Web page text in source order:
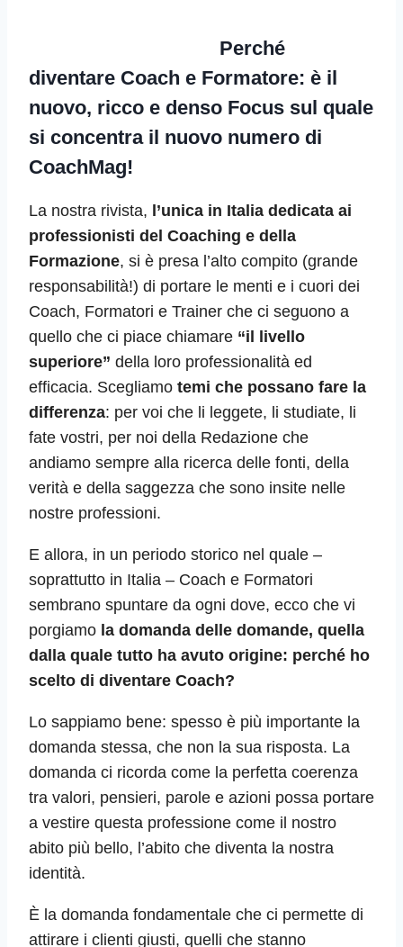
Perché
diventare Coach e Formatore: è il
nuovo, ricco e denso Focus sul quale
si concentra il nuovo numero di
CoachMag!
La nostra rivista, l’unica in Italia dedicata ai
professionisti del Coaching e della
Formazione, si è presa l’alto compito (grande
responsabilità!) di portare le menti e i cuori dei
Coach, Formatori e Trainer che ci seguono a
quello che ci piace chiamare “il livello
superiore” della loro professionalità ed
efficacia. Scegliamo temi che possano fare la
differenza: per voi che li leggete, li studiate, li
fate vostri, per noi della Redazione che
andiamo sempre alla ricerca delle fonti, della
verità e della saggezza che sono insite nelle
nostre professioni.
E allora, in un periodo storico nel quale –
soprattutto in Italia – Coach e Formatori
sembrano spuntare da ogni dove, ecco che vi
porgiamo la domanda delle domande, quella
dalla quale tutto ha avuto origine: perché ho
scelto di diventare Coach?
Lo sappiamo bene: spesso è più importante la
domanda stessa, che non la sua risposta. La
domanda ci ricorda come la perfetta coerenza
tra valori, pensieri, parole e azioni possa portare
a vestire questa professione come il nostro
abito più bello, l’abito che diventa la nostra
identità.
È la domanda fondamentale che ci permette di
attirare i clienti giusti, quelli che stanno